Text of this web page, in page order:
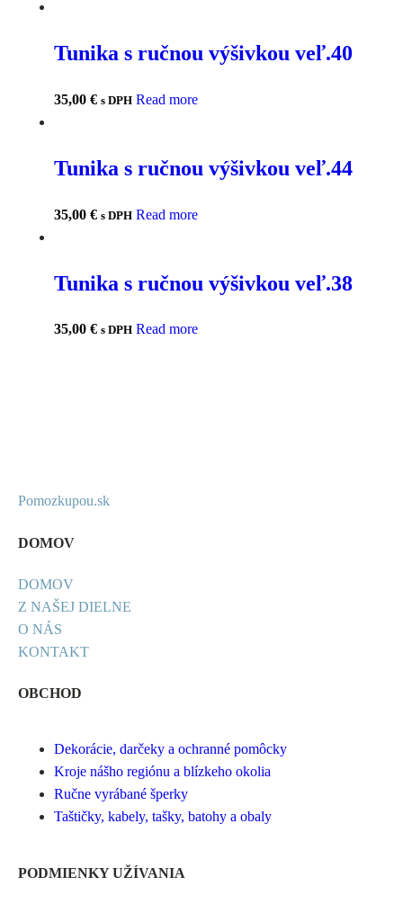
Tunika s ručnou výšivkou veľ.40
35,00 € s DPH Read more
Tunika s ručnou výšivkou veľ.44
35,00 € s DPH Read more
Tunika s ručnou výšivkou veľ.38
35,00 € s DPH Read more
Pomozkupou.sk
DOMOV
DOMOV
Z NAŠEJ DIELNE
O NÁS
KONTAKT
OBCHOD
Dekorácie, darčeky a ochranné pomôcky
Kroje nášho regiónu a blízkeho okolia
Ručne vyrábané šperky
Taštičky, kabely, tašky, batohy a obaly
PODMIENKY UŽÍVANIA